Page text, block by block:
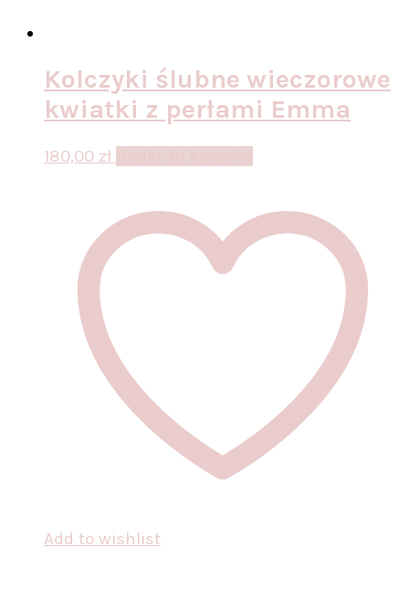
Kolczyki ślubne wieczorowe
kwiatki z perłami Emma
180,00 zł
Add to wishlist